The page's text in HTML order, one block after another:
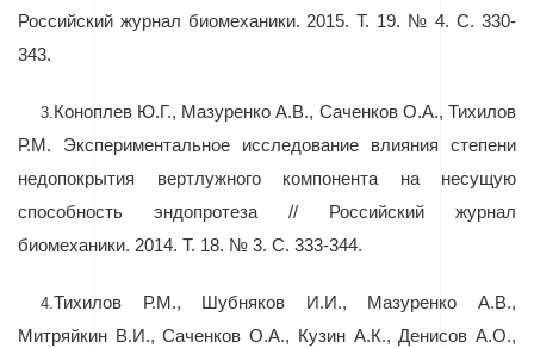
Российский журнал биомеханики. 2015. Т. 19. № 4. С. 330-
343.
3. Коноплев Ю.Г., Мазуренко А.В., Саченков О.А., Тихилов
Р.М. Экспериментальное исследование влияния степени
недопокрытия вертлужного компонента на несущую
способность эндопротеза // Российский журнал
биомеханики. 2014. Т. 18. № 3. С. 333-344.
4.Тихилов Р.М., Шубняков И.И., Мазуренко А.В.,
Митряйкин В.И., Саченков О.А., Кузин А.К., Денисов А.О.,